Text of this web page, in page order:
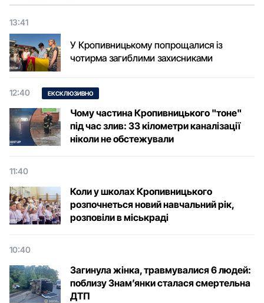
13:41
У Кропивницькому попрощалися із
чотирма загиблими захисниками
12:40 ЕКСКЛЮЗИВНО
Чому частина Кропивницького "тоне"
під час злив: 33 кілометри каналізації
ніколи не обстежували
11:40
Коли у школах Кропивницького
розпочнеться новий навчальний рік,
розповіли в міськраді
10:40
Загинула жінка, травмувалися 6 людей:
поблизу Знам’янки сталася смертельна
ДТП